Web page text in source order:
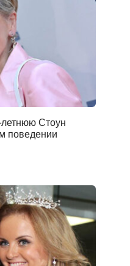
летнюю Стоун
поведении